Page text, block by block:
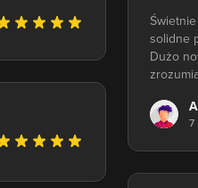
solidne
Dużo
7